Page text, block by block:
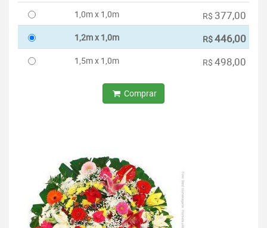
1,0m x 1,0m
R$ 377,00
1,2m x 1,0m R$446,00
1,5m x 1,0m R$ 498,00
Comprar